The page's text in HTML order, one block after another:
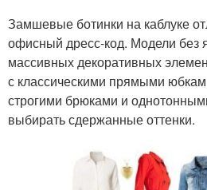
Замшевые ботинки на каблуке
офисный дресс-код. Модели без
массивных декоративных
с классическими прямыми
строгими брюками и
выбирать сдержанные оттенки.